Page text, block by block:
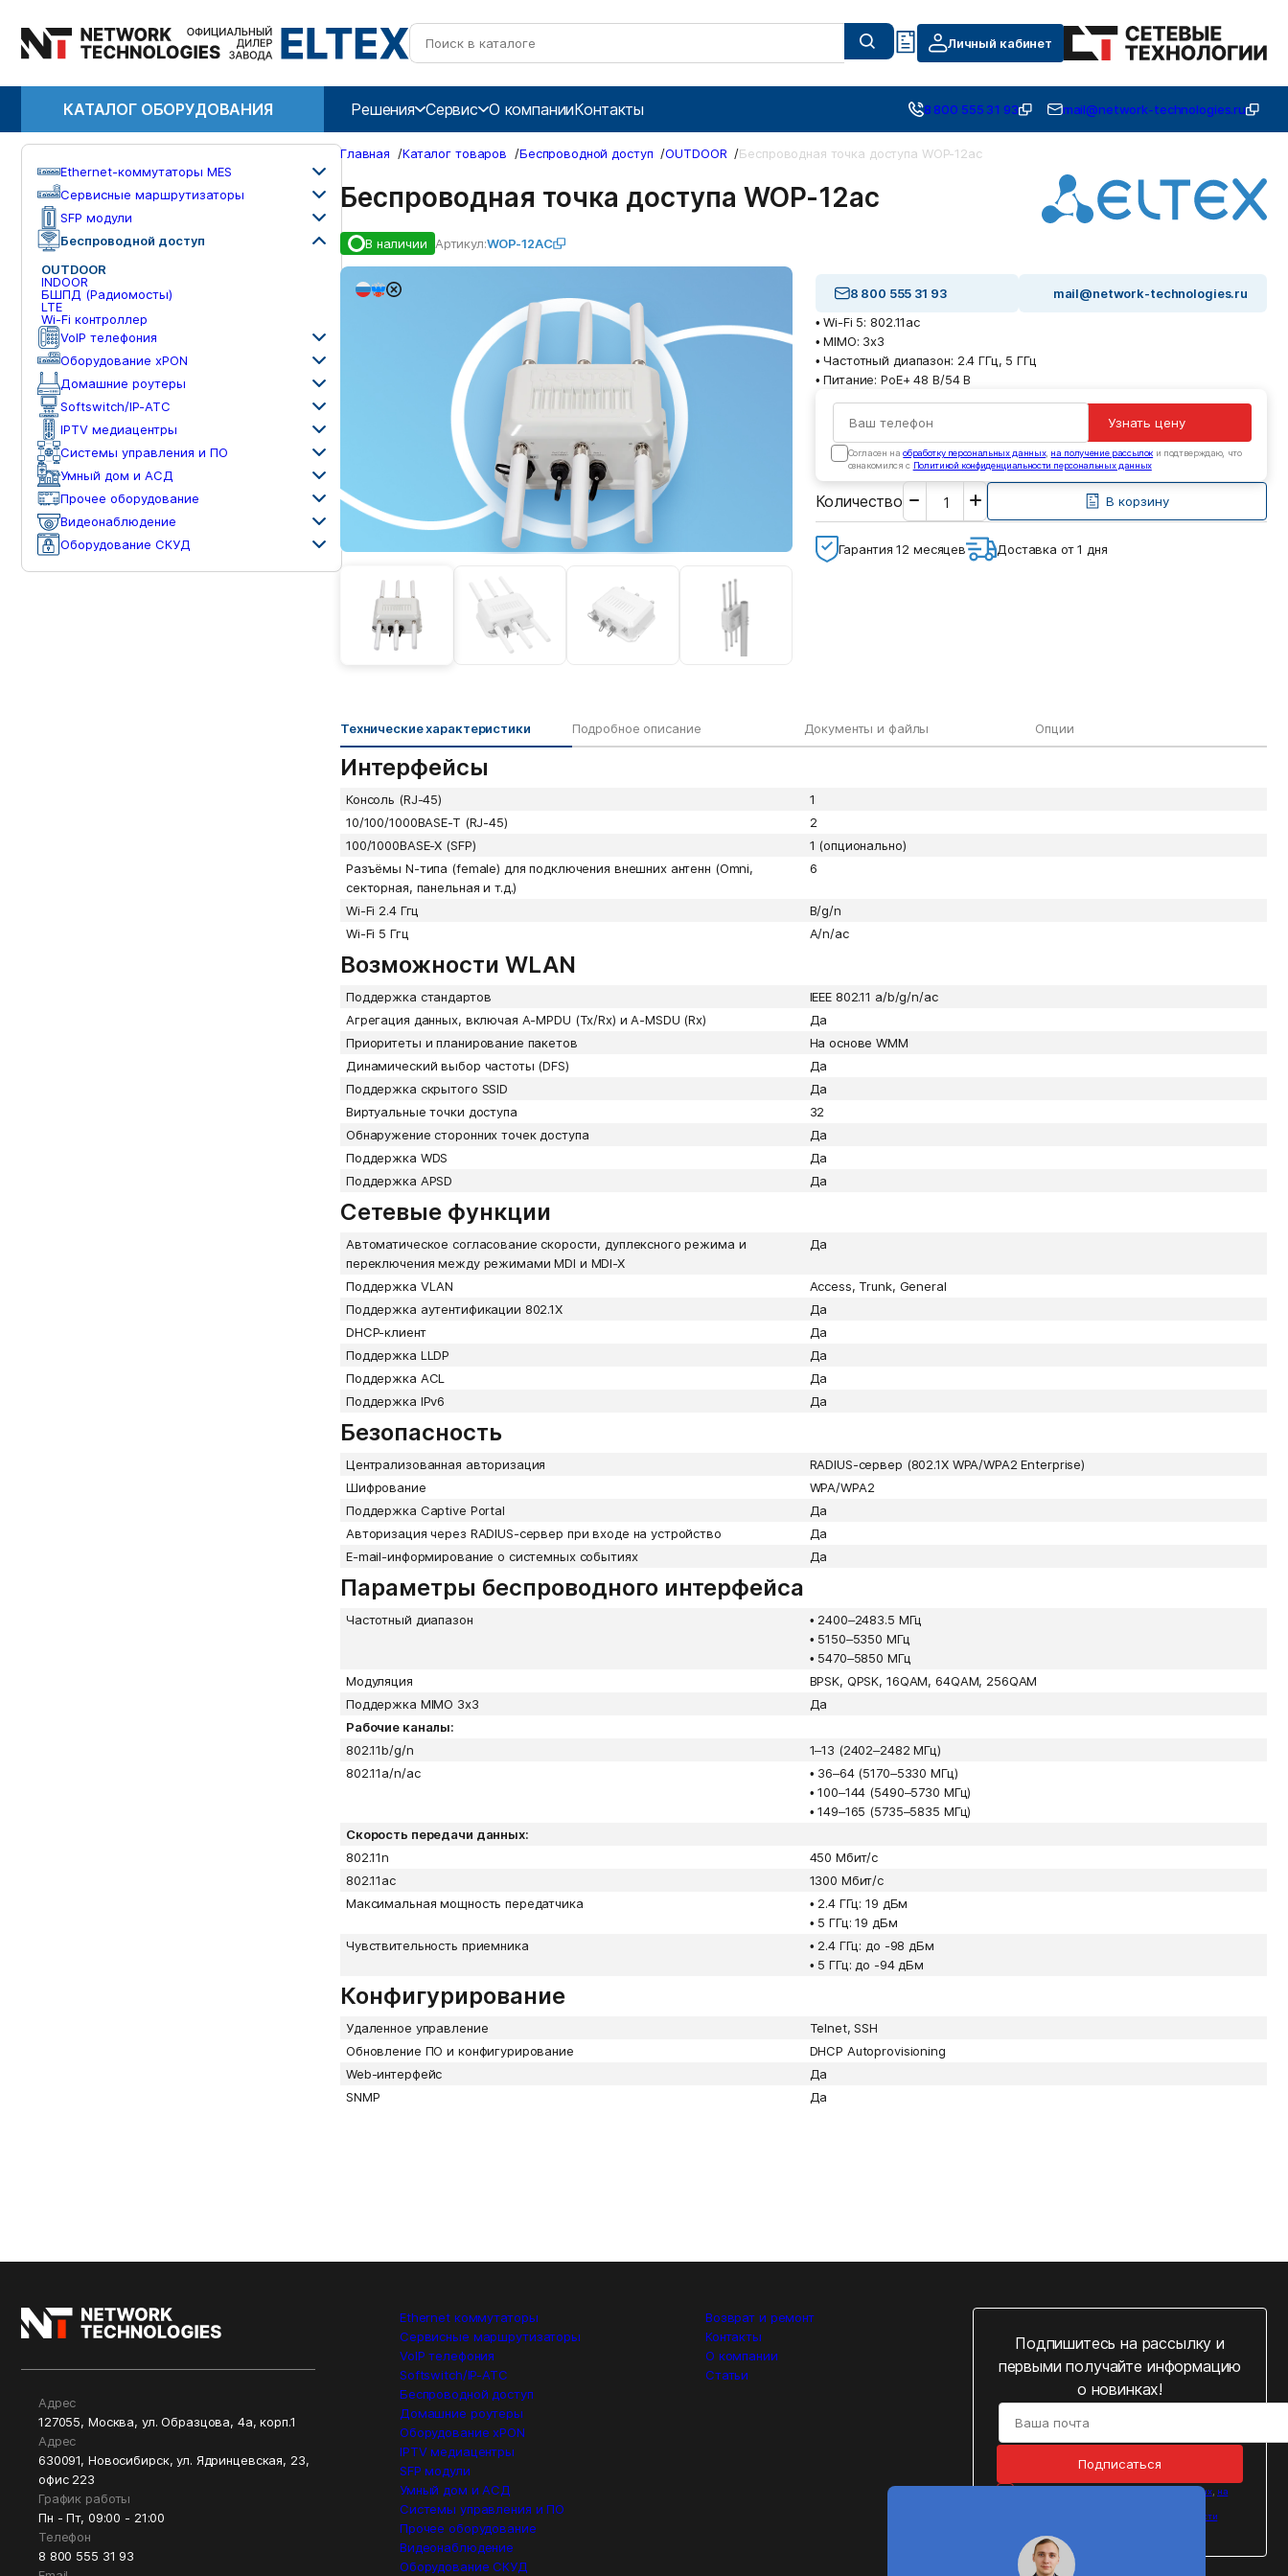
Личный кабинет
КАТАЛОГ ОБОРУДОВАНИЯ Решения Сервис О компанииКонтакты 8 800 555 31 93 mail@network-technologies.ru
Ethernet-коммутаторы MES
Сервисные маршрутизаторы
SFP модули
Беспроводной доступ
OUTDOOR
INDOOR
БШПД (Радиомосты)
LTE
Wi-Fi контроллер
VoIP телефония
Оборудование xPON
Домашние роутеры
Softswitch/IP-ATC
IPTV медиацентры
Системы управления и ПО
Умный дом и АСД
Прочее оборудование
Видеонаблюдение
Оборудование СКУД
Главная /Каталог товаров /Беспроводной доступ /OUTDOOR /Беспроводная точка доступа WOP-12ac
Беспроводная точка доступа WOP-12ac
В наличии Артикул:WOP-12AC
8 800 555 31 93
mail@network-technologies.ru
• Wi-Fi 5: 802.11ac
• MIMO: 3x3
• Частотный диапазон: 2.4 ГГц, 5 ГГц
• Питание: PoE+ 48 В/54 В
Узнать цену
Cогласен наобработку персональных данных, на получение рассылок и подтверждаю, что
ознакомился с Политикой конфиденциальности персональных данных
Количество
Введите
необходимое
количество
В корзину
Гарантия 12 месяцев Доставка от 1 дня
Технические характеристики Подробное описание Документы и файлы Опции
Интерфейсы
Консоль (RJ-45)
1
10/100/1000BASE-T (RJ-45)
2
100/1000BASE-X (SFP)
1 (опционально)
Разъёмы N-типа (female) для подключения внешних антенн (Omni,
секторная, панельная и т.д.)
6
Wi-Fi 2.4 Ггц
В/g/n
Wi-Fi 5 Ггц
А/n/ac
Возможности WLAN
Поддержка стандартов
IEEE 802.11 a/b/g/n/ac
Агрегация данных, включая A-MPDU (Tx/Rx) и А-MSDU (Rx)
Да
Приоритеты и планирование пакетов
На основе WMM
Динамический выбор частоты (DFS)
Да
Поддержка скрытого SSID
Да
Виртуальные точки доступа
32
Обнаружение сторонних точек доступа
Да
Поддержка WDS
Да
Поддержка APSD
Да
Сетевые функции
Автоматическое согласование скорости, дуплексного режима и
переключения между режимами MDI и MDI-X
Да
Поддержка VLAN
Access, Trunk, General
Поддержка аутентификации 802.1X
Да
DHCP-клиент
Да
Поддержка LLDP
Да
Поддержка ACL
Да
Поддержка IPv6
Да
Безопасность
Централизованная авторизация
RADIUS-сервер (802.1X WPA/WPA2 Enterprise)
Шифрование
WPA/WPA2
Поддержка Captive Portal
Да
Авторизация через RADIUS-сервер при входе на устройство
Да
E-mail-информирование о системных событиях
Да
Параметры беспроводного интерфейса
Частотный диапазон • 2400–2483.5 МГц
• 5150–5350 МГц
• 5470–5850 МГц
Модуляция
BPSK, QPSK, 16QAM, 64QAM, 256QAM
Поддержка MIMO 3х3
Да
Рабочие каналы:
802.11b/g/n
1–13 (2402–2482 МГц)
802.11a/n/ac
• 36–64 (5170–5330 МГц)
•100–144 (5490–5730 МГц)
•149–165 (5735–5835 МГц)
Скорость передачи данных:
802.11n
450 Мбит/с
802.11ac
1300 Мбит/с
Максимальная мощность передатчика
• 2.4 ГГц: 19 дБм
• 5 ГГц: 19 дБм
Чувствительность приемника
• 2.4 ГГц: до -98 дБм
• 5 ГГц: до -94 дБм
Конфигурирование
Удаленное управление
Telnet, SSH
Обновление ПО и конфигурирование
DHCP Autoprovisioning
Web-интерфейс
Да
SNMP
Да
Адрес
127055, Москва, ул. Образцова, 4а, корп.1
Адрес
630091, Новосибирск, ул. Ядринцевская, 23,
офис 223
График работы
Пн - Пт, 09:00 - 21:00
Телефон
8 800 555 31 93
Ethernet коммутаторы
Сервисные маршрутизаторы
VoIP телефония
Softswitch/IP-ATC
Беспроводной доступ
Домашние роутеры
Оборудование xPON
IPTV медиацентры
SFP модули
Умный дом и АСД
Системы управления и ПО
Прочее оборудование
Видеонаблюдение
Оборудование СКУД
Возврат и ремонт
Контакты
О компании
Статьи
Подпишитесь на рассылку и
первыми получайте информацию
о новинках!
Подписаться
обработку персональных данных, на
Политикой конфиденциальности